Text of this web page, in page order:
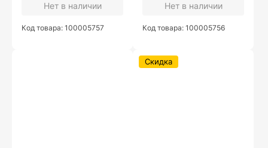
Нет в наличии
Код товара: 100005757
Нет в наличии
Код товара: 100005756
Скидка